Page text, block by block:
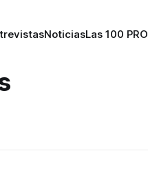
NoticiasLas 100 PRO